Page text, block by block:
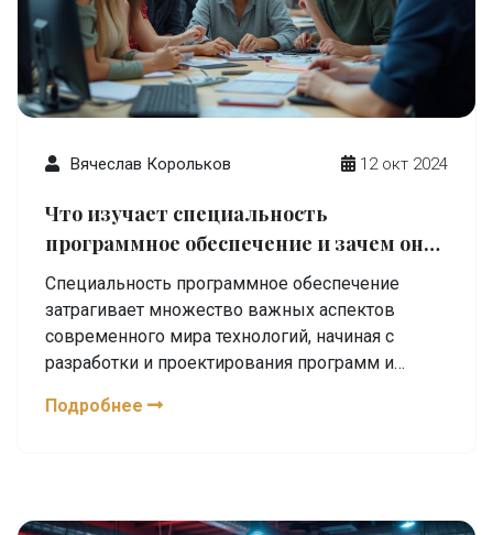
Вячеслав Корольков 12 окт 2024
Что изучает специальность
программное обеспечение и зачем она
нужна
Специальность программное обеспечение
затрагивает множество важных аспектов
современного мира технологий, начиная с
разработки и проектирования программ и
Студенты, изучающие эту специальность,
разнообразным карьерным возможностям в
Подробнее